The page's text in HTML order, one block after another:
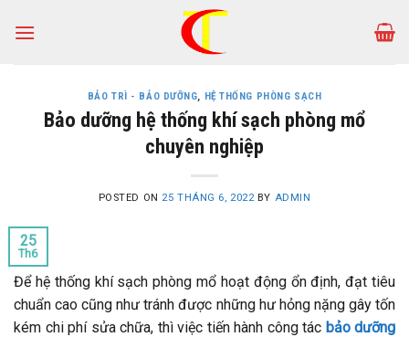
BẢO TRÌ - BẢO DƯỠNG, HỆ THỐNG PHÒNG SẠCH
Bảo dưỡng hệ thống khí sạch phòng mổ
chuyên nghiệp
POSTED ON 25 THÁNG 6, 2022 BY ADMIN
25
Th6
Để hệ thống khí sạch phòng mổ hoạt động ổn định, đạt tiêu
chuẩn cao cũng như tránh được những hư hỏng nặng gây tốn
kém chi phí sửa chữa, thì việc tiến hành công tác bảo dưỡng